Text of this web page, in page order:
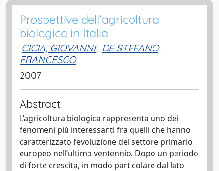
Prospettive dell'agricoltura
biologica in Italia
CICIA, GIOVANNI; DE STEFANO,
FRANCESCO
2007
Abstract
L’agricoltura biologica rappresenta uno dei
fenomeni più interessanti fra quelli che hanno
caratterizzato l’evoluzione del settore primario
europeo nell’ultimo ventennio. Dopo un periodo
di forte crescita, in modo particolare dal lato